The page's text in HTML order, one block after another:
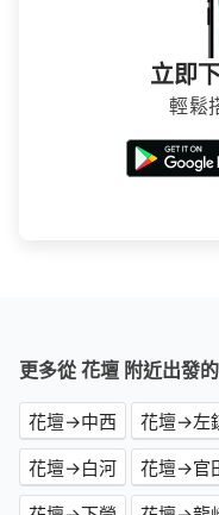
立即
輕鬆
更多從 花壇 附近出發
花壇→中西 花壇→左
花壇→白河
花壇→官